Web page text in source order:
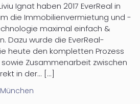
Ignat haben 2017 EverReal in
die Immobilienvermietung und -
maximal einfach &
Dazu wurde die EverReal-
heute den kompletten Prozess
Zusammenarbeit zwischen
in der... [...]
München